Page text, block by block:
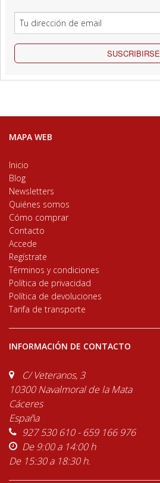
SUSCRIBIRSE
MAPA WEB
Inicio
Blog
Newsletters
Quiénes somos
Cómo comprar
Contacto
Accede
Regístrate
Términos y condiciones
Política de privacidad
Política de devoluciones
Tarifa de transporte
INFORMACIÓN DE CONTACTO
C/ Veteranos, 3
10300 Navalmoral de la Mata
Cáceres
España
927 530 610 - 659 166 976
De 9:00 a 14:00 h
De 15:30 a 18:30 h.